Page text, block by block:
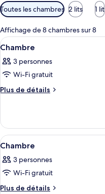
Filtres
disponibles
pour
les
chambres
Toutes les chambres 2 lits 1 lit
Affichage de 8 chambres sur 8
Afficher
toutes
les
photos
pour
de
chambre :
Chambre
7
Chambre
3 personnes
Wi-Fi gratuit
Plus de détails
Plus
le
type
de
Chambre
Afficher
toutes
les
photos
pour
7
Chambre
3 personnes
Wi-Fi gratuit
Plus de détails
Plus